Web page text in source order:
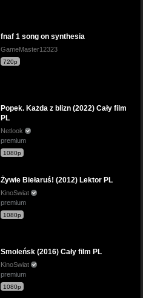
fnaf 1 song on synthesia
GameMaster12323
720p
Popek. Każda z blizn (2022) Cały film
PL
Netlook
premium
1080p
Żywie Biełaruś! (2012) Lektor PL
KinoSwiat
premium
1080p
Smoleńsk (2016) Cały film PL
KinoSwiat
premium
1080p